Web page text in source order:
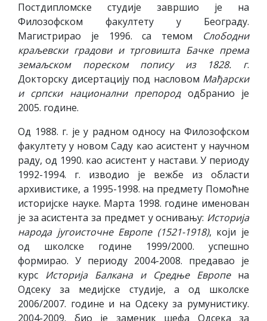
Постдипломске студије завршио је на
Филозофском факултету у Београду.
Магистрирао је 1996. са темом Слободни
краљевски градови и трговишта Бачке према
земаљском пореском попису из 1828. г.
Докторску дисертацију под насловом Мађарски
и српски национални препорододбранио је
2005. године.
Од 1988. г. је у радном односу на Филозофском
факултету у новом Саду као асистент у научном
раду, од 1990. као асистент у настави. У периоду
1992-1994. г. изводио је вежбе из области
архивистике, а 1995-1998. на предмету Помоћне
историјске науке. Марта 1998. године именован
је за асистента за предмет у оснивању: Историја
народа југоисточне Европе (1521-1918), који је
од школске године 1999/2000. успешно
формирао. У периоду 2004-2008. предавао је
курс Историја Балкана и Средње Европена
Одсеку за медијске студије, а од школске
2006/2007. године и на Одсеку за румунистику.
2004-2009. био је заменик шефа Одсека за